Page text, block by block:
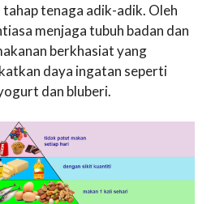
tenaga adik-adik. Oleh
menjaga tubuh badan dan
berkhasiat yang
daya ingatan seperti
dan bluberi.